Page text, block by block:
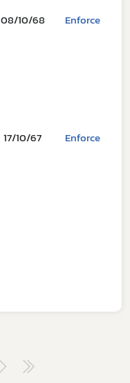
08/10/68 Enforce
17/10/67 Enforce